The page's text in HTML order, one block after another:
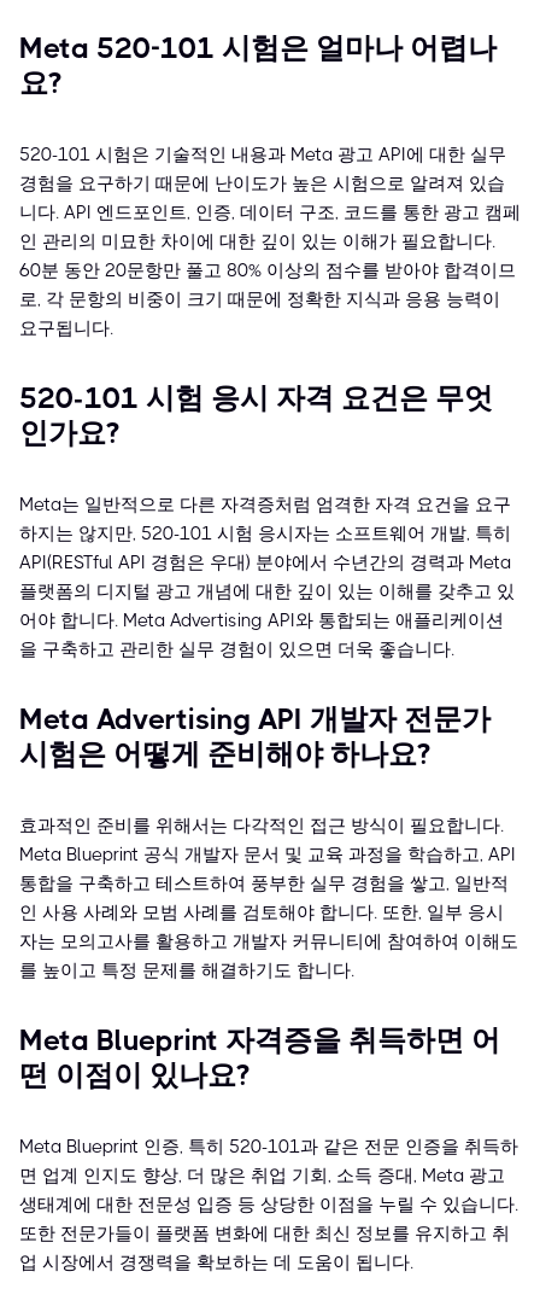
Meta 520-101 시험은 얼마나 어렵나
요?
520-101 시험은 기술적인 내용과 Meta 광고 API에 대한 실무
경험을 요구하기 때문에 난이도가 높은 시험으로 알려져 있습
니다. API 엔드포인트, 인증, 데이터 구조, 코드를 통한 광고 캠페
인 관리의 미묘한 차이에 대한 깊이 있는 이해가 필요합니다.
60분 동안 20문항만 풀고 80% 이상의 점수를 받아야 합격이므
로, 각 문항의 비중이 크기 때문에 정확한 지식과 응용 능력이
요구됩니다.
520-101 시험 응시 자격 요건은 무엇
인가요?
Meta는 일반적으로 다른 자격증처럼 엄격한 자격 요건을 요구
하지는 않지만, 520-101 시험 응시자는 소프트웨어 개발, 특히
API(RESTful API 경험은 우대) 분야에서 수년간의 경력과 Meta
플랫폼의 디지털 광고 개념에 대한 깊이 있는 이해를 갖추고 있
어야 합니다. Meta Advertising API와 통합되는 애플리케이션
을 구축하고 관리한 실무 경험이 있으면 더욱 좋습니다.
Meta Advertising API 개발자 전문가
시험은 어떻게 준비해야 하나요?
효과적인 준비를 위해서는 다각적인 접근 방식이 필요합니다.
Meta Blueprint 공식 개발자 문서 및 교육 과정을 학습하고, API
통합을 구축하고 테스트하여 풍부한 실무 경험을 쌓고, 일반적
인 사용 사례와 모범 사례를 검토해야 합니다. 또한, 일부 응시
자는 모의고사를 활용하고 개발자 커뮤니티에 참여하여 이해도
를 높이고 특정 문제를 해결하기도 합니다.
Meta Blueprint 자격증을 취득하면 어
떤 이점이 있나요?
Meta Blueprint 인증, 특히 520-101과 같은 전문 인증을 취득하
면 업계 인지도 향상, 더 많은 취업 기회, 소득 증대, Meta 광고
생태계에 대한 전문성 입증 등 상당한 이점을 누릴 수 있습니다.
또한 전문가들이 플랫폼 변화에 대한 최신 정보를 유지하고 취
업 시장에서 경쟁력을 확보하는 데 도움이 됩니다.